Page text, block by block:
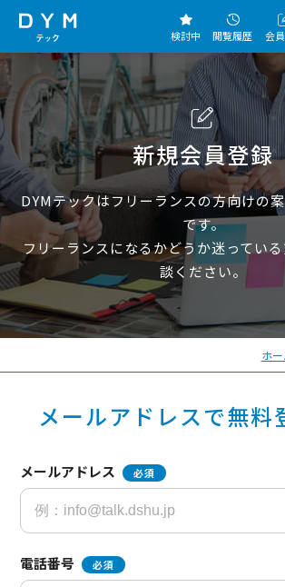
検討中 閲覧履歴 会
新規会員登録
DYMテックはフリーランスの方向けの
です。
フリーランスになるかどうか迷ってい
談ください。
ホ
メールアドレスで無料
メールアドレス 必須
電話番号 必須